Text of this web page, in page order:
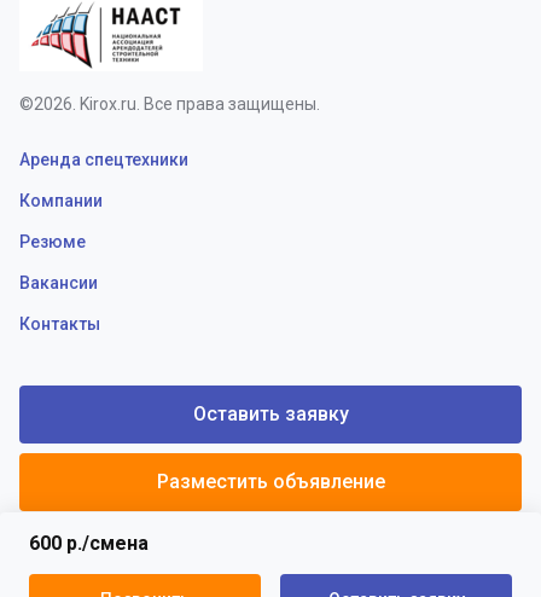
600 р./смена
©2026. Kirox.ru. Все права защищены.
Аренда спецтехники
Компании
Резюме
Вакансии
Контакты
Оставить заявку
Разместить объявление
Политики конфиденциальности
Пользовательское соглашение